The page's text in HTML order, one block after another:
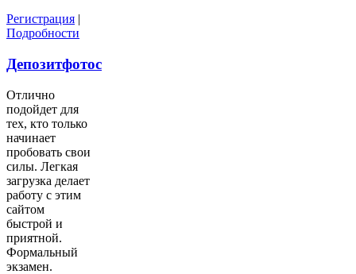
Регистрация |
Подробности
Депозитфотос
Отлично
подойдет для
тех, кто только
начинает
пробовать свои
силы. Легкая
загрузка делает
работу с этим
сайтом
быстрой и
приятной.
Формальный
экзамен.